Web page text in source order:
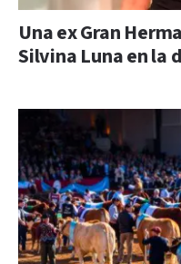
Una ex Gran
Silvina Luna en la